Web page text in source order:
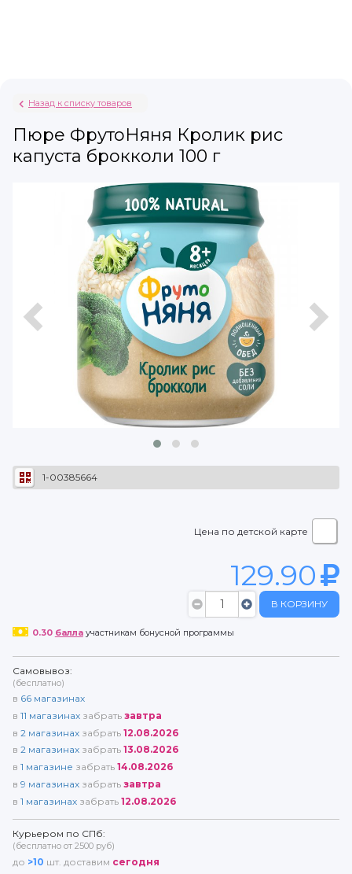
Назад к списку товаров
Пюре ФрутоНяня Кролик рис
капуста брокколи 100 г
1-00385664
Цена по детской карте
129.90
В КОРЗИНУ
0.30 баллаучастникам бонусной программы
Самовывоз:
(бесплатно)
в 66 магазинах
в 11 магазинах забрать завтра
в 2 магазинах забрать 12.08.2026
в 2 магазинах забрать 13.08.2026
в 1 магазине забрать 14.08.2026
в 9 магазинах забрать завтра
в 1 магазинах забрать 12.08.2026
Курьером по СПб:
(бесплатно от 2500 руб)
до >10 шт. доставим сегодня